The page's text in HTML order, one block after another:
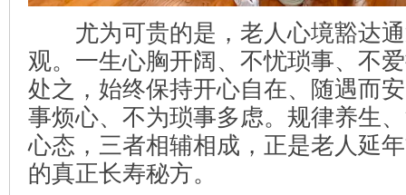
尤为可贵的是，老人心境豁达通
观。一生心胸开阔、不忧琐事、不
处之，始终保持开心自在、随遇而
事烦心、不为琐事多虑。规律养生
心态，三者相辅相成，正是老人延
的真正长寿秘方。